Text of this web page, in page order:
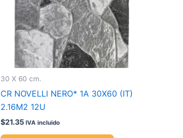
30 X 60 cm.
CR NOVELLI NERO* 1A 30X60 (IT)
2.16M2 12U
$21.35 IVA incluido